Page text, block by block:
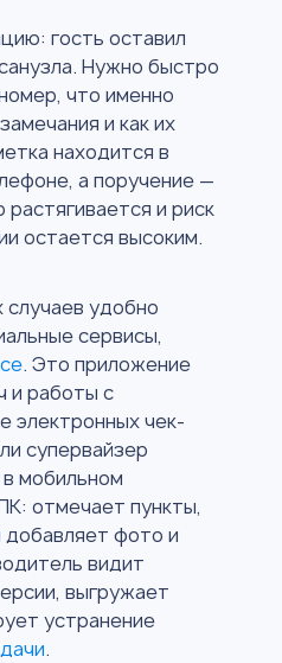
гость оставил
Нужно быстро
что именно
и как их
находится в
а поручение —
и риск
остается высоким.
удобно
сервисы,
. Это приложение
и работы с
электронных чек-
супервайзер
мобильном
отмечает пункты,
фото и
видит
выгружает
устранение
.